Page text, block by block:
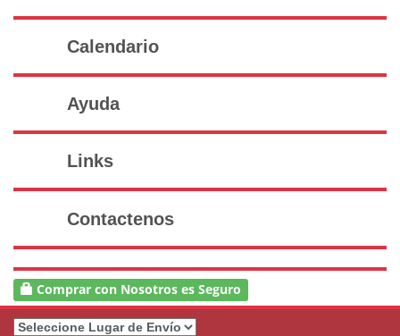
Calendario
Ayuda
Links
Contactenos
Comprar con Nosotros es Seguro